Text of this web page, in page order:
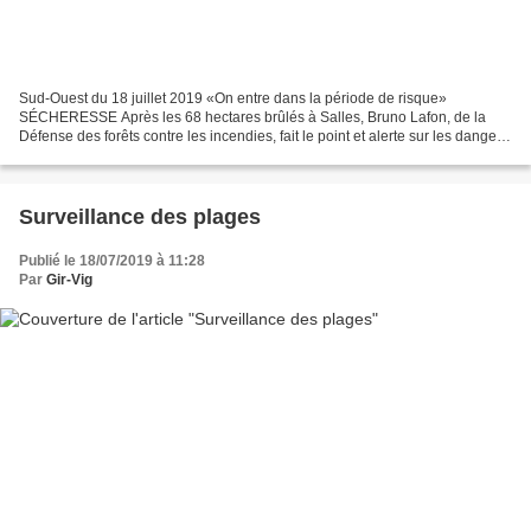
Sud-Ouest du 18 juillet 2019 «On entre dans la période de risque»
SÉCHERESSE Après les 68 hectares brûlés à Salles, Bruno Lafon, de la
Défense des forêts contre les incendies, fait le point et alerte sur les dangers,
Surveillance des plages
Publié le 18/07/2019 à 11:28
Par Gir-Vig